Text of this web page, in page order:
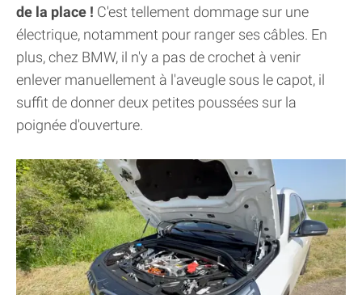
de la place ! C'est tellement dommage sur une
électrique, notamment pour ranger ses câbles. En
plus, chez BMW, il n'y a pas de crochet à venir
enlever manuellement à l'aveugle sous le capot, il
suffit de donner deux petites poussées sur la
poignée d'ouverture.